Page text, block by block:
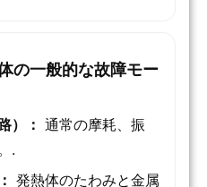
の一般的な故障モー
）： 通常の摩耗、振
.
発熱体のたわみと金属